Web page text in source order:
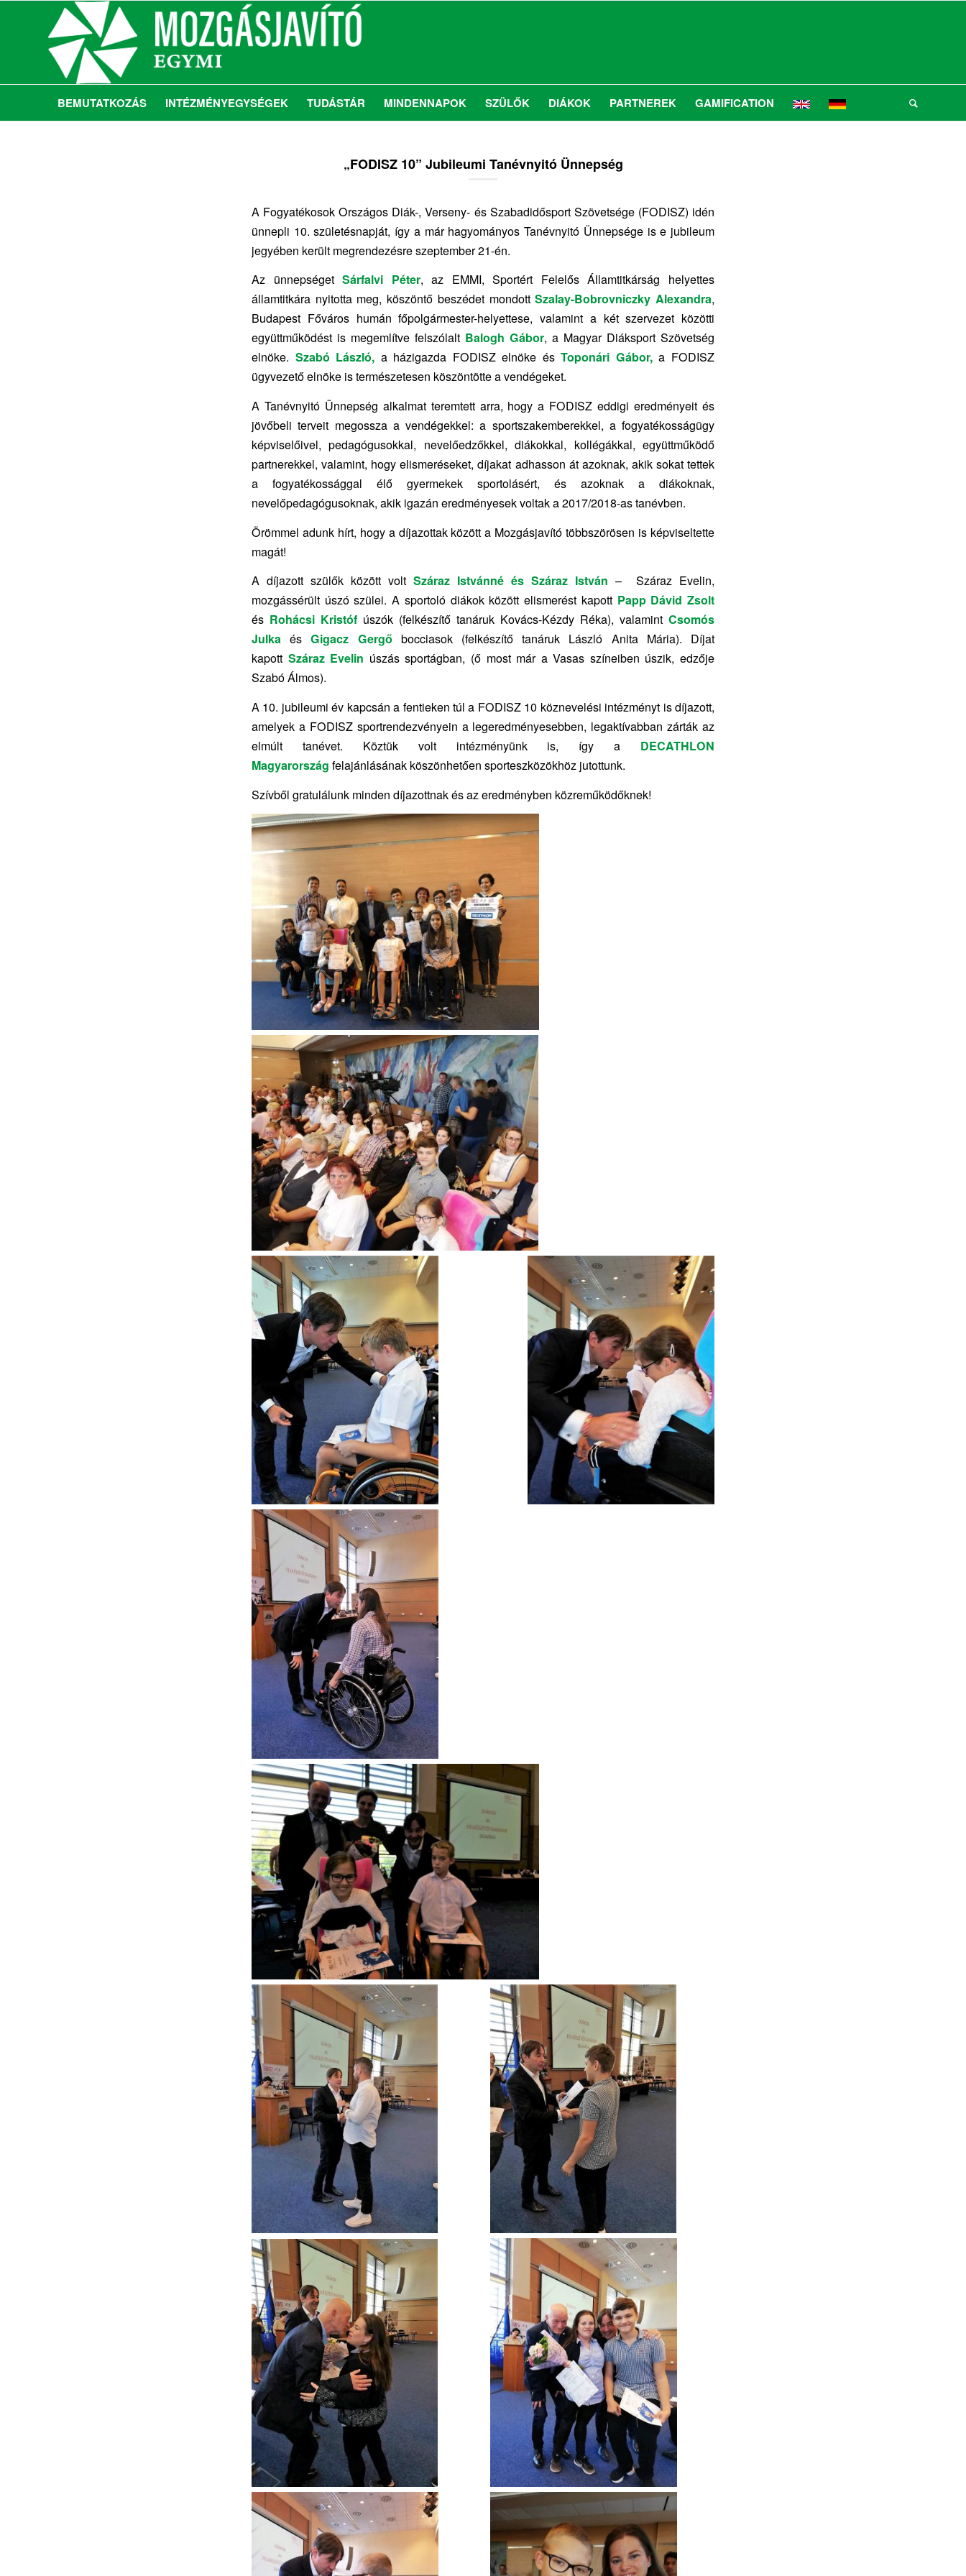
BEMUTATKOZÁS INTÉZMÉNYEGYSÉGEK TUDÁSTÁR MINDENNAPOK SZÜLŐK DIÁKOK PARTNEREK GAMIFICATION
„FODISZ 10” Jubileumi Tanévnyitó Ünnepség
A Fogyatékosok Országos Diák-, Verseny- és Szabadidősport Szövetsége (FODISZ) idén
ünnepli 10. születésnapját, így a már hagyományos Tanévnyitó Ünnepsége is e jubileum
jegyében került megrendezésre szeptember 21-én.
Az ünnepségetSárfalvi Péter, az EMMI, Sportért Felelős Államtitkárság helyettes
államtitkára nyitotta meg, köszöntő beszédet mondottSzalay-Bobrovniczky Alexandra,
Budapest Főváros humán főpolgármester-helyettese, valamint a két szervezet közötti
együttműködést is megemlítve felszólalt Balogh Gábor, a Magyar Diáksport Szövetség
elnöke. Szabó László, a házigazda FODISZ elnöke ésToponári Gábor,a FODISZ
ügyvezető elnöke is természetesen köszöntötte a vendégeket.
A Tanévnyitó Ünnepség alkalmat teremtett arra, hogy a FODISZ eddigi eredményeit és
jövőbeli terveit megossza a vendégekkel: a sportszakemberekkel, a fogyatékosságügy
képviselőivel, pedagógusokkal, nevelőedzőkkel, diákokkal, kollégákkal, együttműködő
partnerekkel, valamint, hogy elismeréseket, díjakat adhasson át azoknak, akik sokat tettek
a fogyatékossággal élő gyermekek sportolásért, és azoknak a diákoknak,
nevelőpedagógusoknak, akik igazán eredményesek voltak a 2017/2018-as tanévben.
Örömmel adunk hírt, hogy a díjazottak között a Mozgásjavító többszörösen is képviseltette
magát!
A díjazott szülők között volt Száraz Istvánné és Száraz István – Száraz Evelin,
mozgássérült úszó szülei. A sportoló diákok között elismerést kapott Papp Dávid Zsolt
és Rohácsi Kristóf úszók (felkészítő tanáruk Kovács-Kézdy Réka), valamint Csomós
Julka ésGigacz Gergőbocciasok (felkészítő tanáruk László Anita Mária). Díjat
kapott Száraz Evelin úszás sportágban, (ő most már a Vasas színeiben úszik, edzője
Szabó Álmos).
A 10. jubileumi év kapcsán a fentieken túl a FODISZ 10 köznevelési intézményt is díjazott,
amelyek a FODISZ sportrendezvényein a legeredményesebben, legaktívabban zárták az
elmúlt tanévet. Köztük volt intézményünk is, így a DECATHLON
Magyarország felajánlásának köszönhetően sporteszközökhöz jutottunk.
Szívből gratulálunk minden díjazottnak és az eredményben közreműködőknek!